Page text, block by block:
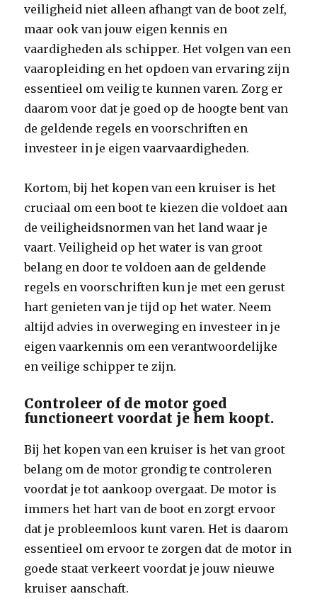
veiligheid niet alleen afhangt van de boot zelf,
maar ook van jouw eigen kennis en
vaardigheden als schipper. Het volgen van een
vaaropleiding en het opdoen van ervaring zijn
essentieel om veilig te kunnen varen. Zorg er
daarom voor dat je goed op de hoogte bent van
de geldende regels en voorschriften en
investeer in je eigen vaarvaardigheden.
Kortom, bij het kopen van een kruiser is het
cruciaal om een boot te kiezen die voldoet aan
de veiligheidsnormen van het land waar je
vaart. Veiligheid op het water is van groot
belang en door te voldoen aan de geldende
regels en voorschriften kun je met een gerust
hart genieten van je tijd op het water. Neem
altijd advies in overweging en investeer in je
eigen vaarkennis om een verantwoordelijke
en veilige schipper te zijn.
Controleer of de motor goed
functioneert voordat je hem koopt.
Bij het kopen van een kruiser is het van groot
belang om de motor grondig te controleren
voordat je tot aankoop overgaat. De motor is
immers het hart van de boot en zorgt ervoor
dat je probleemloos kunt varen. Het is daarom
essentieel om ervoor te zorgen dat de motor in
goede staat verkeert voordat je jouw nieuwe
kruiser aanschaft.